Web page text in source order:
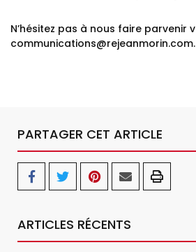
N’hésitez pas à nous faire parvenir
communications@rejeanmorin.com.
PARTAGER CET ARTICLE
ARTICLES RÉCENTS